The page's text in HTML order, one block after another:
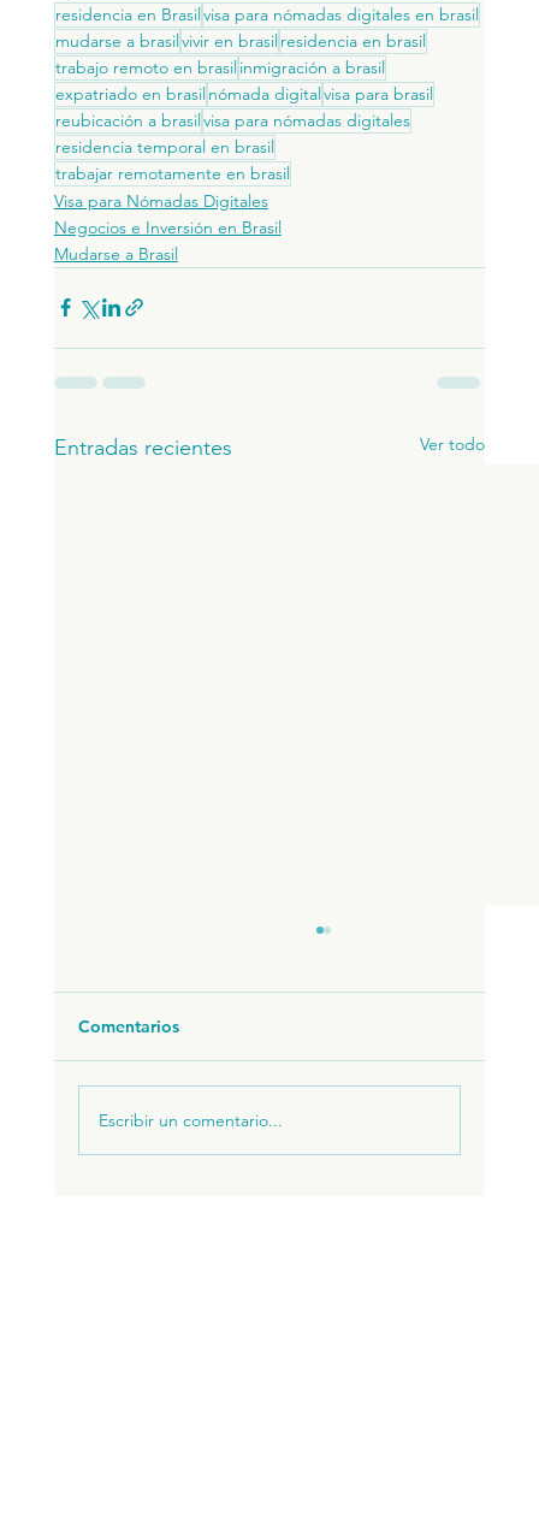
residencia en Brasilvisa para nómadas digitales en brasil
mudarse a brasilvivir en brasilresidencia en brasil
trabajo remoto en brasilinmigración a brasil
expatriado en brasilnómada digitalvisa para brasil
reubicación a brasilvisa para nómadas digitales
residencia temporal en brasil
trabajar remotamente en brasil
Visa para Nómadas Digitales
Negocios e Inversión en Brasil
Mudarse a Brasil
Entradas recientes Ver todo
VENTAJAS DE VIVIR EN BRASIL
Comentarios
Escribir un comentario...